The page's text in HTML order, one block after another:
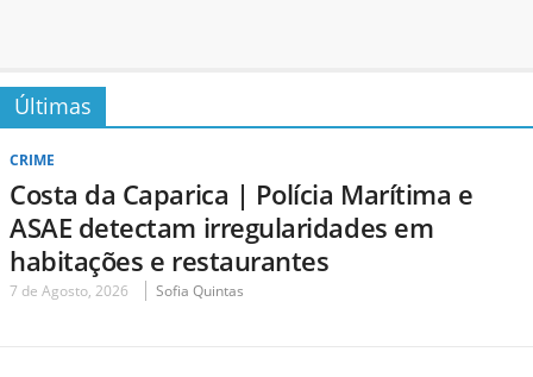
Últimas
CRIME
Costa da Caparica | Polícia Marítima e
ASAE detectam irregularidades em
habitações e restaurantes
7 de Agosto, 2026 Sofia Quintas